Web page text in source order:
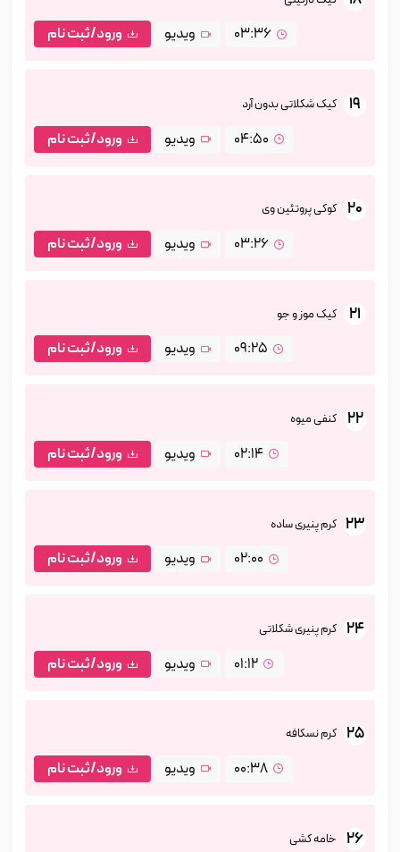
03:36 ویدیو ورود/ثبت نام
19 کیک شکلاتی بدون آرد
04:50 ویدیو ورود/ثبت نام
20 کوکی پروتئین وی
03:26 ویدیو ورود/ثبت نام
21 کیک موز و جو
09:25 ویدیو ورود/ثبت نام
22 کنفی میوه
02:14 ویدیو ورود/ثبت نام
23 کرم پنیری ساده
02:00 ویدیو ورود/ثبت نام
24 کرم پنیری شکلاتی
01:12 ویدیو ورود/ثبت نام
25 کرم نسکافه
00:38 ویدیو ورود/ثبت نام
26 خامه کشی